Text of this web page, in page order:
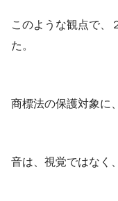
このような観点で、
た。
商標法の保護対象に
音は、視覚ではなく